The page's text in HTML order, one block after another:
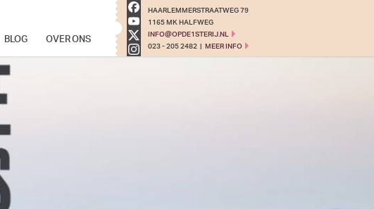
BLOG OVER ONS
HAARLEMMERSTRAATWEG 79
1165 MK HALFWEG
INFO@OPDE1STERIJ.NL
023 - 205 2482| MEER INFO